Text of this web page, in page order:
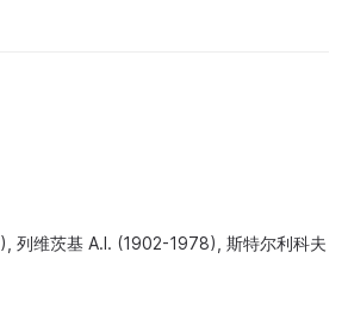
列维茨基 A.I. (1902-1978), 斯特尔利科夫